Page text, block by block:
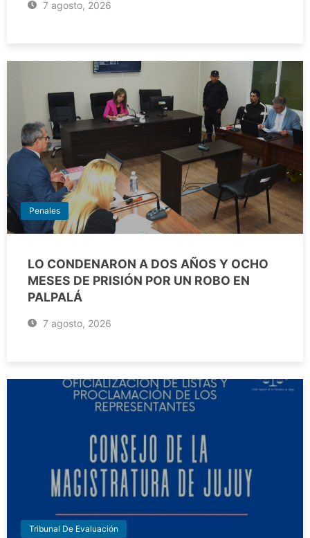
7 agosto, 2026
Penales
LO CONDENARON A DOS AÑOS Y OCHO
MESES DE PRISIÓN POR UN ROBO EN
PALPALÁ
7 agosto, 2026
Tribunal De Evaluación